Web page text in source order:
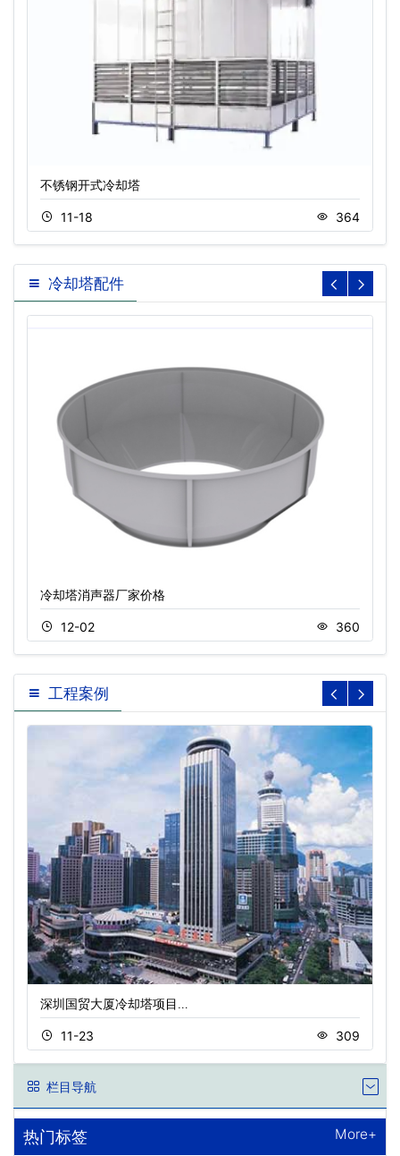
不锈钢开式冷却塔
11-18 364
冷却塔配件
冷却塔消声器厂家价格
12-02 360
工程案例
深圳国贸大厦冷却塔项目…
11-23 309
栏目导航
热门标签 More+